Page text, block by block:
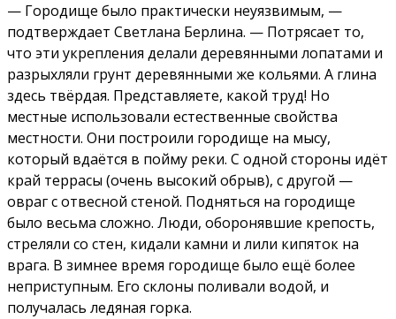
— Городище было практически неуязвимым, —
подтверждает Светлана Берлина. — Потрясает то,
что эти укрепления делали деревянными лопатами и
разрыхляли грунт деревянными же кольями. А глина
здесь твёрдая. Представляете, какой труд! Но
местные использовали естественные свойства
местности. Они построили городище на мысу,
который вдаётся в пойму реки. С одной стороны идёт
край террасы (очень высокий обрыв), с другой —
овраг с отвесной стеной. Подняться на городище
было весьма сложно. Люди, оборонявшие крепость,
стреляли со стен, кидали камни и лили кипяток на
врага. В зимнее время городище было ещё более
неприступным. Его склоны поливали водой, и
получалась ледяная горка.